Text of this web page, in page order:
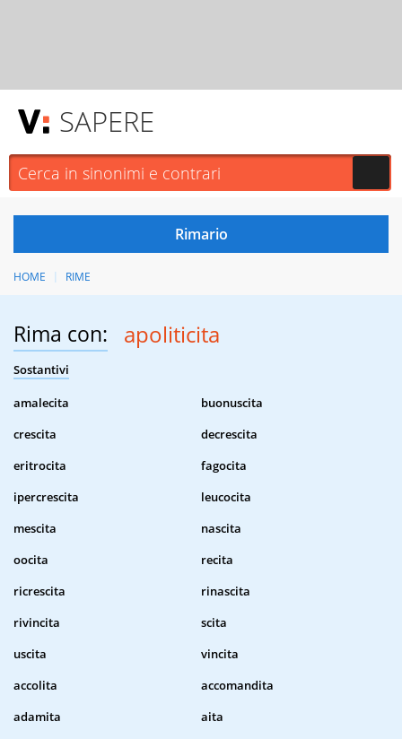
SAPERE
HOME RIME
Rima con: apoliticita
Sostantivi
amalecita
buonuscita
crescita
decrescita
eritrocita
fagocita
ipercrescita
leucocita
mescita
nascita
oocita
recita
ricrescita
rinascita
rivincita
scita
uscita
vincita
accolita
accomandita
adamita
aita